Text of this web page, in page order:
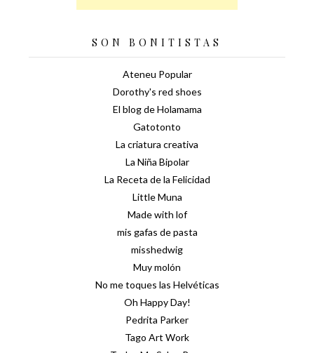
SON BONITISTAS
Ateneu Popular
Dorothy's red shoes
El blog de Holamama
Gatotonto
La criatura creativa
La Niña Bipolar
La Receta de la Felicidad
Little Muna
Made with lof
mis gafas de pasta
misshedwig
Muy molón
No me toques las Helvéticas
Oh Happy Day!
Pedrita Parker
Tago Art Work